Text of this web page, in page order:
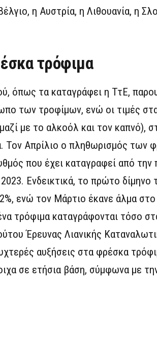
η Αυστρία, η Λιθουανία, η
τρόφιμα
όπως τα καταγράφει η ΤτΕ,
των τροφίμων, ενώ οι τιμές
με το αλκοόλ και τον καπνό),
Τον Απρίλιο ο πληθωρισμός των
που έχει καταγραφεί από την
Ενδεικτικά, το πρώτο
ενώ τον Μάρτιο έκανε άλμα στο
τρόφιμα καταγράφονται τόσο
Έρευνας Λιανικής
αυξήσεις στα φρέσκα
σε ετήσια βάση, σύμφωνα με